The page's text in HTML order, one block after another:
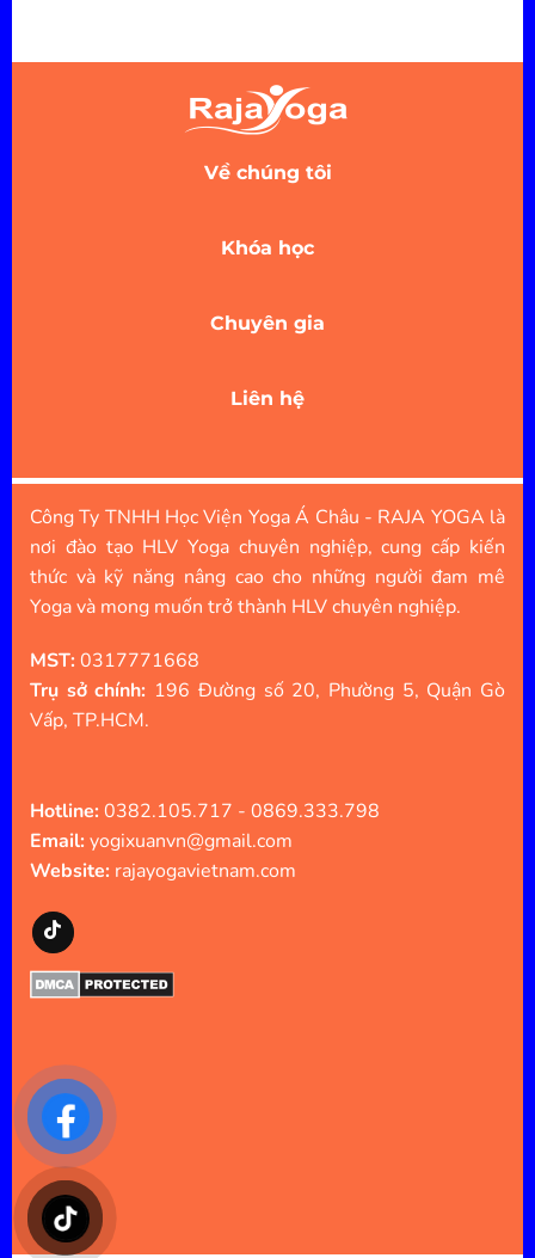
Về chúng tôi
Khóa học
Chuyên gia
Liên hệ
Công Ty TNHH Học Viện Yoga Á Châu - RAJA YOGA là
nơi đào tạo HLV Yoga chuyên nghiệp, cung cấp kiến
thức và kỹ năng nâng cao cho những người đam mê
Yoga và mong muốn trở thành HLV chuyên nghiệp.
MST:0317771668
Trụ sở chính: 196 Đường số 20, Phường 5, Quận Gò
Vấp, TP.HCM.
Hotline:0382.105.717 - 0869.333.798
Email:yogixuanvn@gmail.com
Website: rajayogavietnam.com